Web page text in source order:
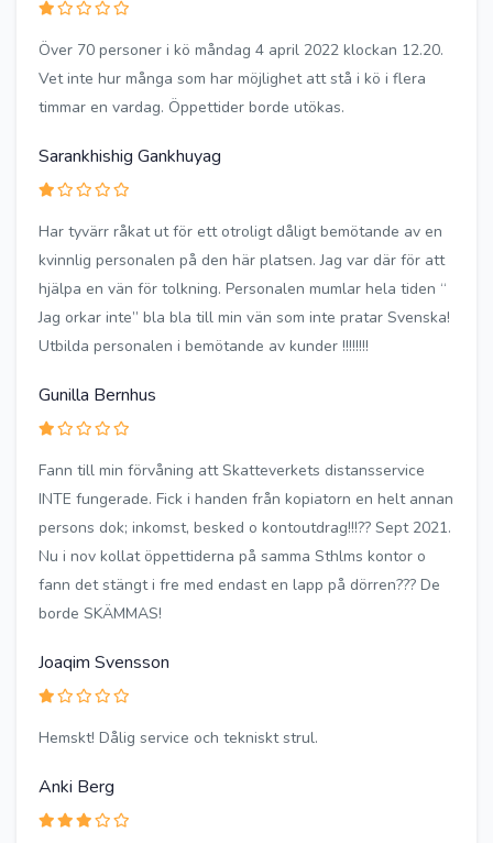
Över 70 personer i kö måndag 4 april 2022 klockan 12.20.
Vet inte hur många som har möjlighet att stå i kö i flera
timmar en vardag. Öppettider borde utökas.
Sarankhishig Gankhuyag
Har tyvärr råkat ut för ett otroligt dåligt bemötande av en
kvinnlig personalen på den här platsen. Jag var där för att
hjälpa en vän för tolkning. Personalen mumlar hela tiden “
Jag orkar inte” bla bla till min vän som inte pratar Svenska!
Utbilda personalen i bemötande av kunder !!!!!!!!
Gunilla Bernhus
Fann till min förvåning att Skatteverkets distansservice
INTE fungerade. Fick i handen från kopiatorn en helt annan
persons dok; inkomst, besked o kontoutdrag!!!?? Sept 2021.
Nu i nov kollat öppettiderna på samma Sthlms kontor o
fann det stängt i fre med endast en lapp på dörren??? De
borde SKÄMMAS!
Joaqim Svensson
Hemskt! Dålig service och tekniskt strul.
Anki Berg